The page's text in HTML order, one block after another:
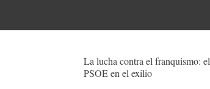
La lucha contra el franquismo: el
PSOE en el exilio